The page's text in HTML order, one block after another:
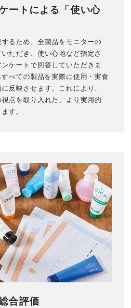
ートによる「使い心
るため、全製品をモニターの
ただき、使い心地など指定さ
ケートで回答していただきま
べての製品を実際に使用・実食
反映させます。これにより、
点を取り入れた、より実用的
す。
合評価